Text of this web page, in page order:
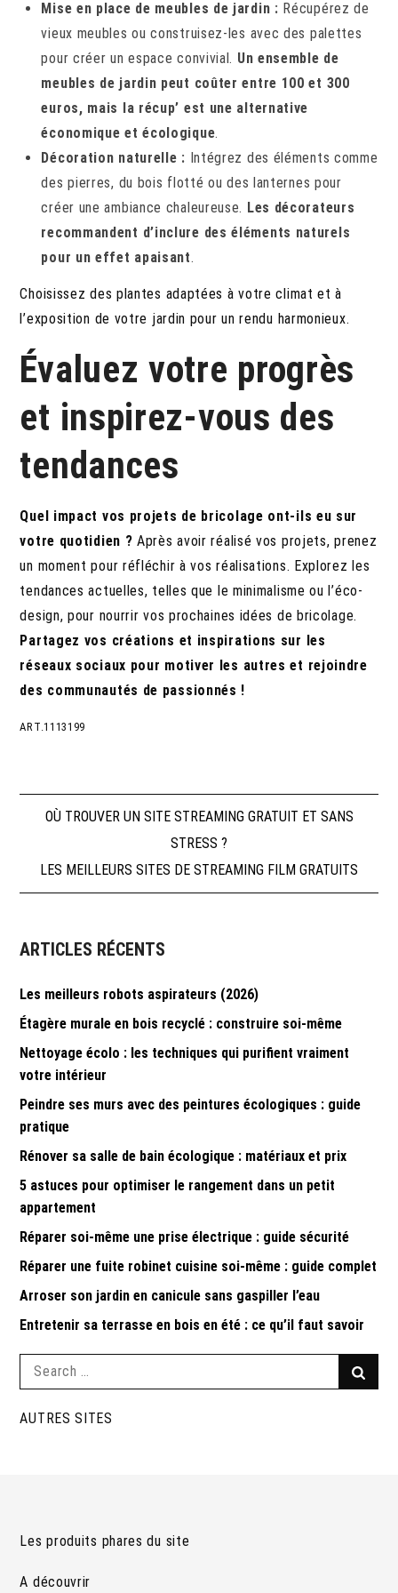
Mise en place de meubles de jardin : Récupérez de
vieux meubles ou construisez-les avec des palettes
pour créer un espace convivial. Un ensemble de
meubles de jardin peut coûter entre 100 et 300
euros, mais la récup’ est une alternative
économique et écologique.
Décoration naturelle : Intégrez des éléments comme
des pierres, du bois flotté ou des lanternes pour
créer une ambiance chaleureuse. Les décorateurs
recommandent d’inclure des éléments naturels
pour un effet apaisant.
Choisissez des plantes adaptées à votre climat et à
l’exposition de votre jardin pour un rendu harmonieux.
Évaluez votre progrès
et inspirez-vous des
tendances
Quel impact vos projets de bricolage ont-ils eu sur
votre quotidien ? Après avoir réalisé vos projets, prenez
un moment pour réfléchir à vos réalisations. Explorez les
tendances actuelles, telles que le minimalisme ou l’éco-
design, pour nourrir vos prochaines idées de bricolage.
Partagez vos créations et inspirations sur les
réseaux sociaux pour motiver les autres et rejoindre
des communautés de passionnés !
ART.1113199
Navigation
de
OÙ TROUVER UN SITE STREAMING GRATUIT ET SANS
STRESS ?
LES MEILLEURS SITES DE STREAMING FILM GRATUITS
ARTICLES RÉCENTS
Les meilleurs robots aspirateurs (2026)
Étagère murale en bois recyclé : construire soi-même
Nettoyage écolo : les techniques qui purifient vraiment
votre intérieur
Peindre ses murs avec des peintures écologiques : guide
pratique
Rénover sa salle de bain écologique : matériaux et prix
5 astuces pour optimiser le rangement dans un petit
appartement
Réparer soi-même une prise électrique : guide sécurité
Réparer une fuite robinet cuisine soi-même : guide complet
Arroser son jardin en canicule sans gaspiller l’eau
Entretenir sa terrasse en bois en été : ce qu’il faut savoir
Search
AUTRES SITES
Les produits phares du site
A découvrir